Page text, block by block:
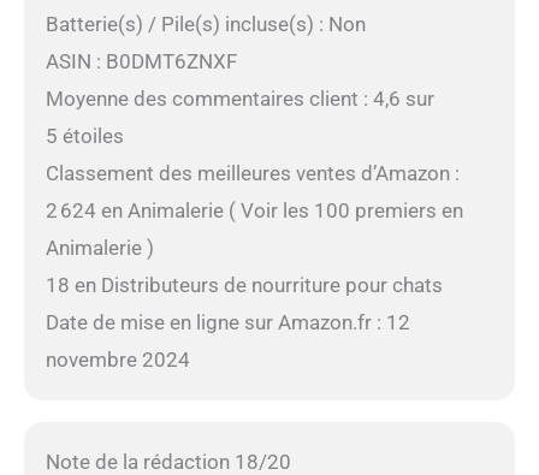
Batterie(s) / Pile(s) incluse(s) : Non
ASIN : B0DMT6ZNXF
Moyenne des commentaires client : 4,6 sur
5 étoiles
Classement des meilleures ventes d’Amazon :
2 624 en Animalerie ( Voir les 100 premiers en
Animalerie )
18 en Distributeurs de nourriture pour chats
Date de mise en ligne sur Amazon.fr : 12
novembre 2024
Note de la rédaction 18/20